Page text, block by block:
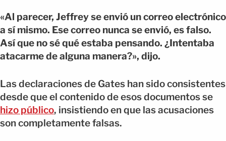
«Al parecer, Jeffrey se envió un correo electrónico
a sí mismo. Ese correo nunca se envió, es falso.
Así que no sé qué estaba pensando. ¿Intentaba
atacarme de alguna manera?», dijo.
Las declaraciones de Gates han sido consistentes
desde que el contenido de esos documentos se
hizo público, insistiendo en que las acusaciones
son completamente falsas.